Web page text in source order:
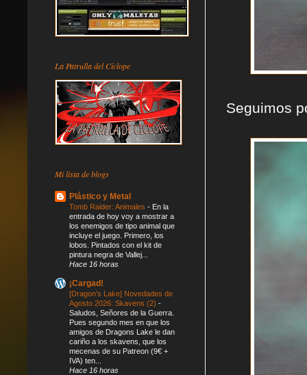
Seguimos
La Patrulla del Cíclope
Mi lista de blogs
Plástico y Metal
Tomb Raider: Animales - En la
entrada de hoy voy a mostrar a
los enemigos de tipo animal que
incluye el juego. Primero, los
lobos. Pintados con el kit de
pintura negra de Vallej...
Hace 16 horas
¡Cargad!
[Dragon’s Lake] Novedades de
Agosto 2026: Skavens (2) -
Saludos, Señores de la Guerra.
Pues segundo mes en que los
amigos de Dragons Lake le dan
cariño a los skavens, que los
mecenas de su Patreon (9€ +
IVA) ten...
Hace 16 horas